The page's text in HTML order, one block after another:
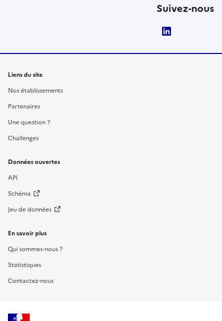
Suivez-nous
Liens du site
Nos établissements
Partenaires
Une question ?
Challenges
Données ouvertes
API
Schéma
Jeu de données
En savoir plus
Qui sommes-nous ?
Statistiques
Contactez-nous